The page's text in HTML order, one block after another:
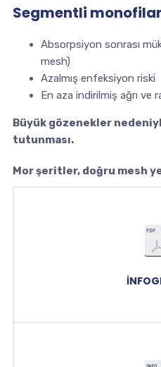
Segmentli
Absorpsiyon sonrası
mesh)
Azalmış enfeksiyon riski
En aza indirilmiş ağrı ve
Büyük gözenekler
tutunması.
Mor şeritler, doğru mesh